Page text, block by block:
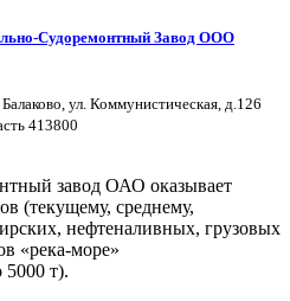
Судоремонтный Завод ООО
ул. Коммунистическая, д.126
413800
завод ОАО оказывает
(текущему, среднему,
нефтеналивных, грузовых
«река-море»
5000 т).